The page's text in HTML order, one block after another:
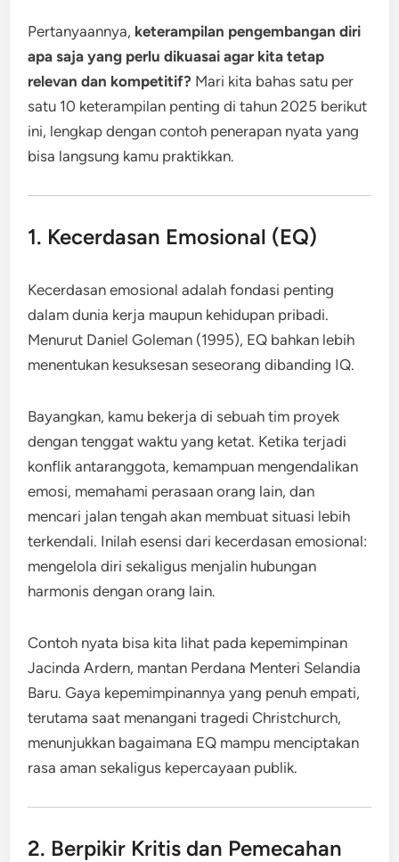
Pertanyaannya, keterampilan pengembangan diri
apa saja yang perlu dikuasai agar kita tetap
relevan dan kompetitif? Mari kita bahas satu per
satu 10 keterampilan penting di tahun 2025 berikut
ini, lengkap dengan contoh penerapan nyata yang
bisa langsung kamu praktikkan.
1. Kecerdasan Emosional (EQ)
Kecerdasan emosional adalah fondasi penting
dalam dunia kerja maupun kehidupan pribadi.
Menurut Daniel Goleman (1995), EQ bahkan lebih
menentukan kesuksesan seseorang dibanding IQ.
Bayangkan, kamu bekerja di sebuah tim proyek
dengan tenggat waktu yang ketat. Ketika terjadi
konflik antaranggota, kemampuan mengendalikan
emosi, memahami perasaan orang lain, dan
mencari jalan tengah akan membuat situasi lebih
terkendali. Inilah esensi dari kecerdasan emosional:
mengelola diri sekaligus menjalin hubungan
harmonis dengan orang lain.
Contoh nyata bisa kita lihat pada kepemimpinan
Jacinda Ardern, mantan Perdana Menteri Selandia
Baru. Gaya kepemimpinannya yang penuh empati,
terutama saat menangani tragedi Christchurch,
menunjukkan bagaimana EQ mampu menciptakan
rasa aman sekaligus kepercayaan publik.
2. Berpikir Kritis dan Pemecahan